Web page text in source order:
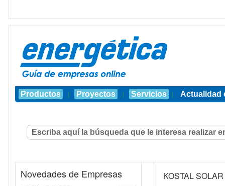
Productos | Proyectos | Servicios | Actualidad
Novedades de Empresas KOSTAL